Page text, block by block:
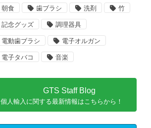
朝食 歯ブラシ 洗剤 竹
記念グッズ 調理器具
電動歯ブラシ 電子オルガン
電子タバコ 音楽
GTS Staff Blog
個人輸入に関する最新情報はこちらから！